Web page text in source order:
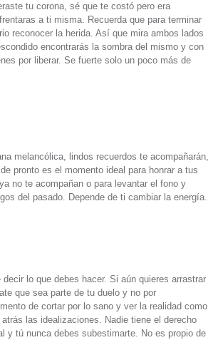
tu corona, sé que te costó pero era
a ti misma. Recuerda que para terminar
reconocer la herida. Así que mira ambos lados
encontrarás la sombra del mismo y con
por liberar. Se fuerte solo un poco más de
melancólica, lindos recuerdos te acompañarán,
pronto es el momento ideal para honrar a tus
no te acompañan o para levantar el fono y
del pasado. Depende de ti cambiar la energía.
decir lo que debes hacer. Si aún quieres arrastrar
que sea parte de tu duelo y no por
de cortar por lo sano y ver la realidad como
las idealizaciones. Nadie tiene el derecho
y tú nunca debes subestimarte. No es propio de